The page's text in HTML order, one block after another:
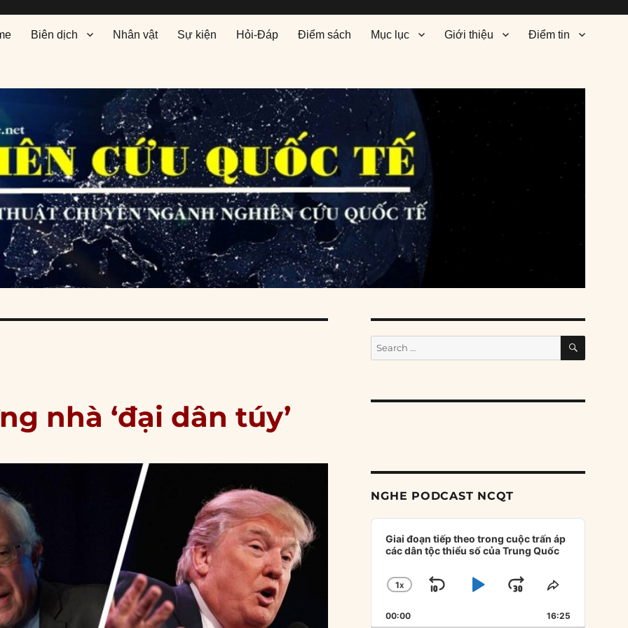
Biên dịch Nhân vật Sự kiện Hỏi-Đáp Điểm sách Mục lục Giới thiệu Điểm tin
nhà ‘đại dân túy’
Search
for:
SEARCH
NGHE PODCAST NCQT
Audio
Player
Giai đoạn tiếp theo trong cuộc trấn áp
các dân tộc thiểu số của Trung Quốc
CHANGE
RATE
1X
SKIP
BACKWARD
PLAYJUMP
FORWARD
SHARE
EPISODE
00:00 16:25